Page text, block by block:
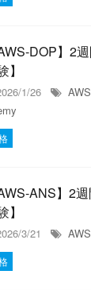
AWS-DOP】2
】
1/26 AWS
AWS-ANS】2
】
3/21 AWS